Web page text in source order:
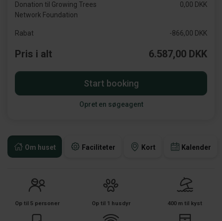
Om huset Faciliteter Kort Kalender
Op til 5 personer Op til 1 husdyr 400 m til kyst
Donation til Growing Trees
Network Foundation
0,00 DKK
Rabat -866,00 DKK
Pris i alt 6.587,00 DKK
Start booking
Opret en søgeagent